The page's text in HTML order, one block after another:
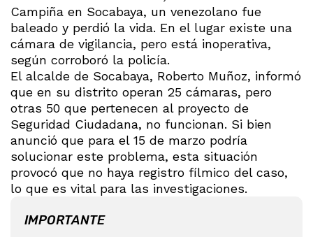
Campiña en Socabaya, un venezolano fue
baleado y perdió la vida. En el lugar existe una
cámara de vigilancia, pero está inoperativa,
según corroboró la policía.
El alcalde de Socabaya, Roberto Muñoz, informó
que en su distrito operan 25 cámaras, pero
otras 50 que pertenecen al proyecto de
Seguridad Ciudadana, no funcionan. Si bien
anunció que para el 15 de marzo podría
solucionar este problema, esta situación
provocó que no haya registro fílmico del caso,
lo que es vital para las investigaciones.
IMPORTANTE